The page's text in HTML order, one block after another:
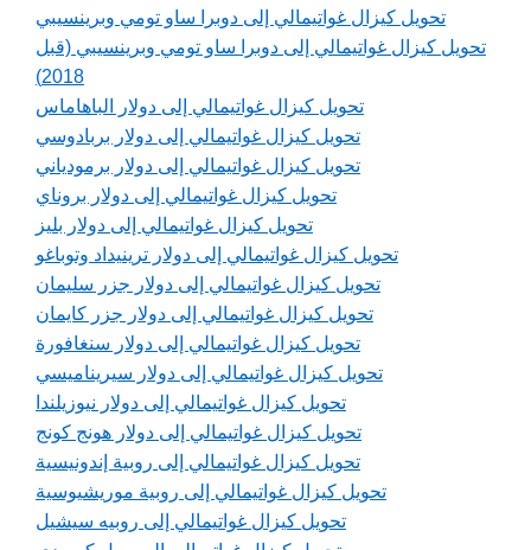
تحويل كيزال غواتيمالي إلى دوبرا ساو تومي وبرينسيبي
تحويل كيزال غواتيمالي إلى دوبرا ساو تومي وبرينسيبي (قبل
2018)
تحويل كيزال غواتيمالي إلى دولار الباهاماس
تحويل كيزال غواتيمالي إلى دولار بربادوسي
تحويل كيزال غواتيمالي إلى دولار برمودياني
تحويل كيزال غواتيمالي إلى دولار بروناي
تحويل كيزال غواتيمالي إلى دولار بليز
تحويل كيزال غواتيمالي إلى دولار ترينيداد وتوباغو
تحويل كيزال غواتيمالي إلى دولار جزر سليمان
تحويل كيزال غواتيمالي إلى دولار جزر كايمان
تحويل كيزال غواتيمالي إلى دولار سنغافورة
تحويل كيزال غواتيمالي إلى دولار سيريناميسي
تحويل كيزال غواتيمالي إلى دولار نيوزيلندا
تحويل كيزال غواتيمالي إلى دولار هونج كونج
تحويل كيزال غواتيمالي إلى روبية إندونيسية
تحويل كيزال غواتيمالي إلى روبية موريشيوسية
تحويل كيزال غواتيمالي إلى روبيه سيشيل